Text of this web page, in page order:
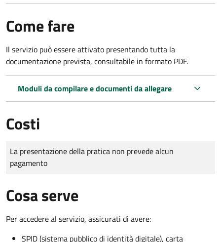
Come fare
Il servizio può essere attivato presentando tutta la
documentazione prevista, consultabile in formato PDF.
Moduli da compilare e documenti da allegare
Costi
Tipo di pagamento
Importo
La presentazione della pratica non prevede alcun
pagamento
Cosa serve
Per accedere al servizio, assicurati di avere:
SPID (sistema pubblico di identità digitale), carta